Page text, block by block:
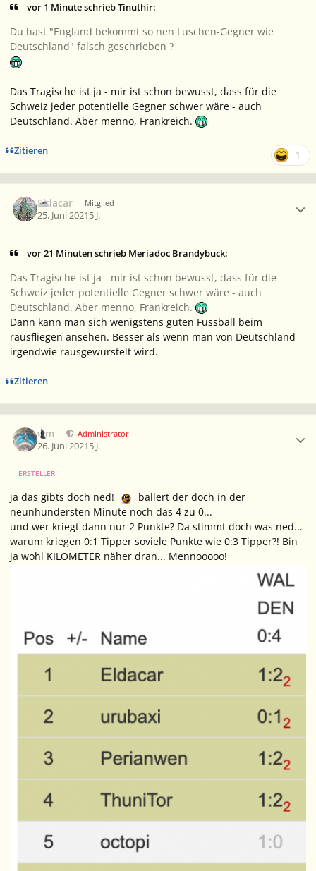
vor 1 Minute schrieb Tinuthir:
Du hast "England bekommt so nen Luschen-Gegner wie
Deutschland" falsch geschrieben ?
Das Tragische ist ja - mir ist schon bewusst, dass für die
Schweiz jeder potentielle Gegner schwer wäre - auch
Deutschland. Aber menno, Frankreich.
Zitieren 1
Eldacar Mitglied
25. Juni 20215 J.
vor 21 Minuten schrieb Meriadoc Brandybuck:
Das Tragische ist ja - mir ist schon bewusst, dass für die
Schweiz jeder potentielle Gegner schwer wäre - auch
Deutschland. Aber menno, Frankreich.
Dann kann man sich wenigstens guten Fussball beim
rausfliegen ansehen. Besser als wenn man von Deutschland
irgendwie rausgewurstelt wird.
Zitieren
wm Administrator
26. Juni 20215 J.
ERSTELLER
ja das gibts doch ned!
ballert der doch in der
neunhundersten Minute noch das 4 zu 0...
und wer kriegt dann nur 2 Punkte? Da stimmt doch was ned...
warum kriegen 0:1 Tipper soviele Punkte wie 0:3 Tipper?! Bin
ja wohl KILOMETER näher dran... Mennooooo!